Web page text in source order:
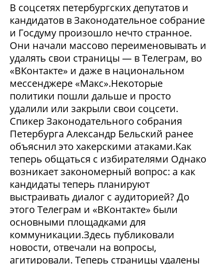
В соцсетях петербургских депутатов и
кандидатов в Законодательное собрание
и Госдуму произошло нечто странное.
Они начали массово переименовывать и
удалять свои страницы — в Телеграм, во
«ВКонтакте» и даже в национальном
мессенджере «Макс».Некоторые
политики пошли дальше и просто
удалили или закрыли свои соцсети.
Спикер Законодательного собрания
Петербурга Александр Бельский ранее
объяснил это хакерскими атаками.Как
теперь общаться с избирателями Однако
возникает закономерный вопрос: а как
кандидаты теперь планируют
выстраивать диалог с аудиторией? До
этого Телеграм и «ВКонтакте» были
основными площадками для
коммуникации.Здесь публиковали
новости, отвечали на вопросы,
агитировали. Теперь страницы удалены